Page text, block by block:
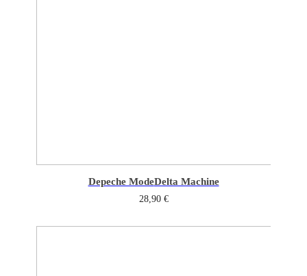
Depeche ModeDelta Machine
28,90 €